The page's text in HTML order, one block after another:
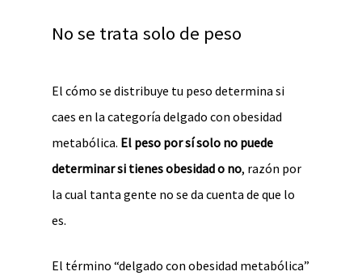
No se trata solo de peso
El cómo se distribuye tu peso determina si
caes en la categoría delgado con obesidad
metabólica. El peso por sí solo no puede
determinar si tienes obesidad o no, razón por
la cual tanta gente no se da cuenta de que lo
es.
El término “delgado con obesidad metabólica”